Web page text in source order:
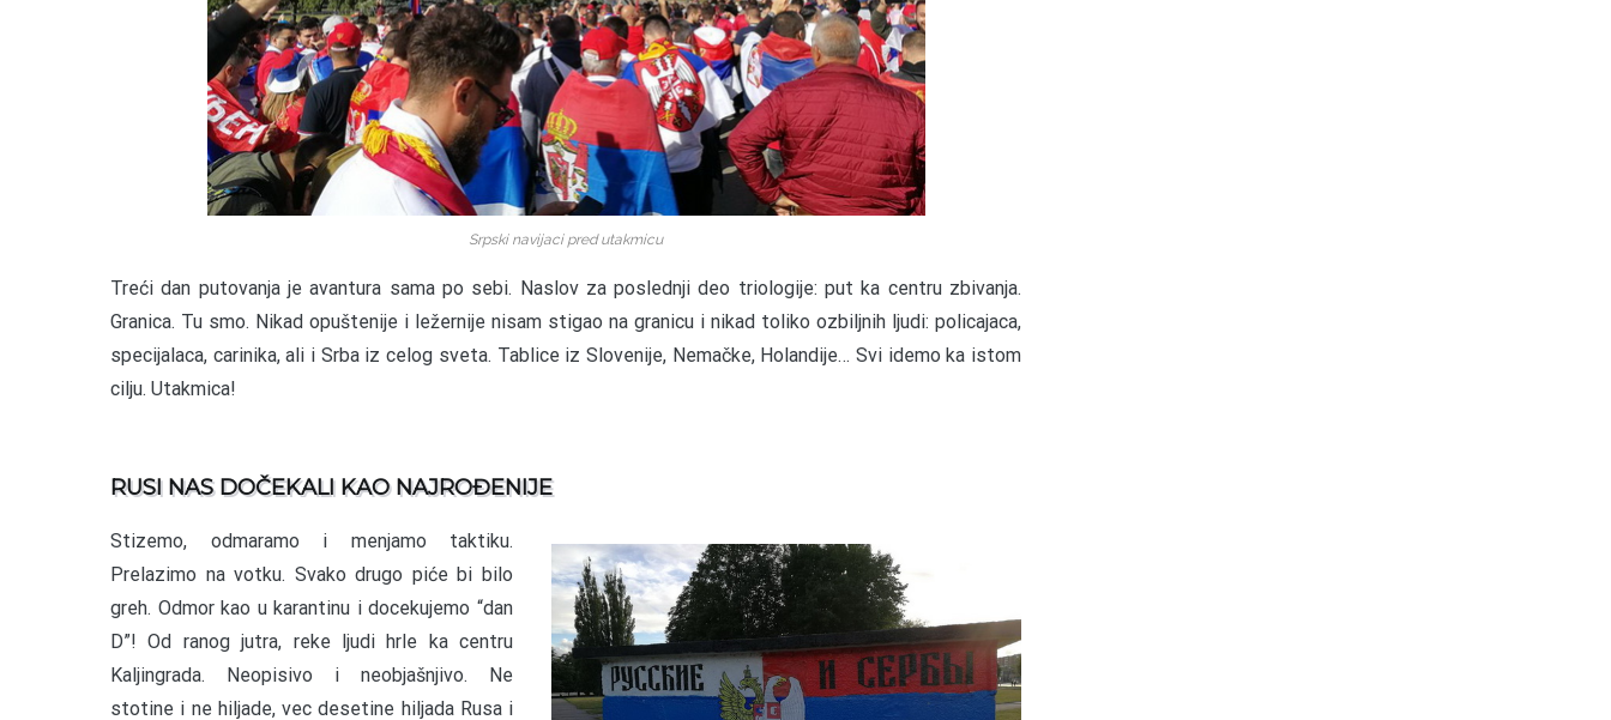
Srpski navijaci pred utakmicu
Treći dan putovanja je avantura sama po sebi. Naslov za poslednji deo triologije: put ka centru zbivanja.
Granica. Tu smo. Nikad opuštenije i ležernije nisam stigao na granicu i nikad toliko ozbiljnih ljudi: policajaca,
specijalaca, carinika, ali i Srba iz celog sveta. Tablice iz Slovenije, Nemačke, Holandije… Svi idemo ka istom
cilju. Utakmica!
RUSI NAS DOČEKALI KAO NAJROĐENIJE
Stizemo, odmaramo i menjamo taktiku.
Prelazimo na votku. Svako drugo piće bi bilo
greh. Odmor kao u karantinu i docekujemo “dan
D”! Od ranog jutra, reke ljudi hrle ka centru
Kaljingrada. Neopisivo i neobjašnjivo. Ne
stotine i ne hiljade, vec desetine hiljada Rusa i